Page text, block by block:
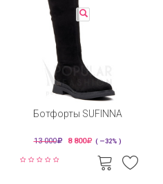
Ботфорты SUFINNA
13 000 8 800 ( —32% )